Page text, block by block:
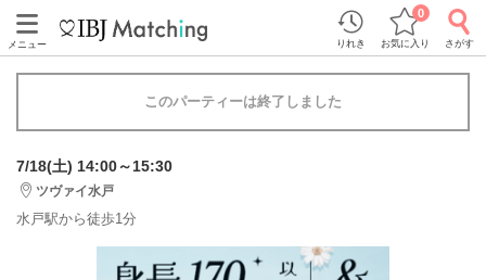
メニュー りれき お気に入り
0
さがす
このパーティーは終了しました
7/18(土) 14:00～15:30
ツヴァイ水戸
水戸駅から徒歩1分